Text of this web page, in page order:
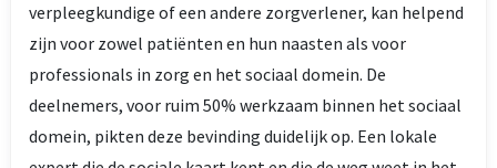
verpleegkundige of een andere zorgverlener, kan helpend
zijn voor zowel patiënten en hun naasten als voor
professionals in zorg en het sociaal domein. De
deelnemers, voor ruim 50% werkzaam binnen het sociaal
domein, pikten deze bevinding duidelijk op. Een lokale